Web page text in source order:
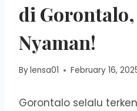
di
Nyaman!
Bylensa01 February 16,
Gorontalo selalu